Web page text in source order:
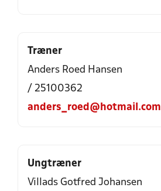
Træner
Anders Roed Hansen
/ 25100362
anders_roed@hotmail.com
Ungtræner
Villads Gotfred Johansen